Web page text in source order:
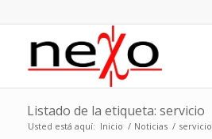
Listado de la etiqueta: servicio
Usted está aquí: Inicio / Noticias / servicio